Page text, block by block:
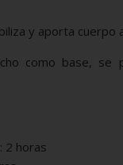
y aporta cuerpo
como base, se
2 horas